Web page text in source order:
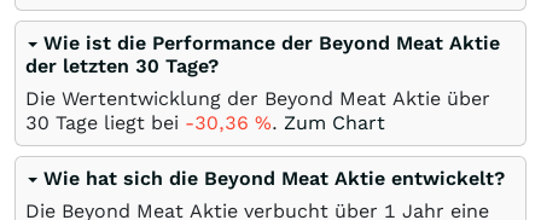
Wie ist die Performance der Beyond Meat Aktie
der letzten 30 Tage?
Die Wertentwicklung der Beyond Meat Aktie über
30 Tage liegt bei -30,36 %. Zum Chart
Wie hat sich die Beyond Meat Aktie entwickelt?
Die Beyond Meat Aktie verbucht über 1 Jahr eine